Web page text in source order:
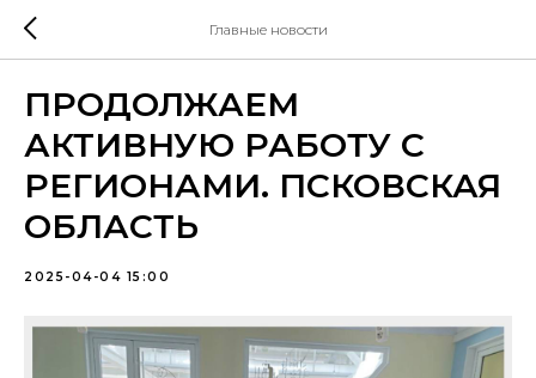
Главные новости
ПРОДОЛЖАЕМ
АКТИВНУЮ РАБОТУ С
РЕГИОНАМИ. ПСКОВСКАЯ
ОБЛАСТЬ
2025-04-04 15:00